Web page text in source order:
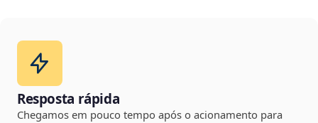
Resposta rápida
Chegamos em pouco tempo após o acionamento para